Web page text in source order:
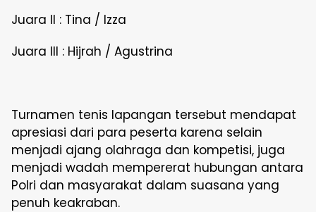
Juara II : Tina / Izza
Juara III : Hijrah / Agustrina
Turnamen tenis lapangan tersebut mendapat
apresiasi dari para peserta karena selain
menjadi ajang olahraga dan kompetisi, juga
menjadi wadah mempererat hubungan antara
Polri dan masyarakat dalam suasana yang
penuh keakraban.